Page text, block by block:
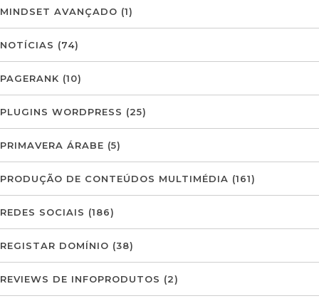
MINDSET AVANÇADO (1)
NOTÍCIAS (74)
PAGERANK (10)
PLUGINS WORDPRESS (25)
PRIMAVERA ÁRABE (5)
PRODUÇÃO DE CONTEÚDOS MULTIMÉDIA (161)
REDES SOCIAIS (186)
REGISTAR DOMÍNIO (38)
REVIEWS DE INFOPRODUTOS (2)